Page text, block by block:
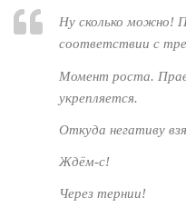
Ну сколько можно!
соответствии с
Момент роста.
укрепляется.
Откуда негативу
Ждём-с!
Через тернии!